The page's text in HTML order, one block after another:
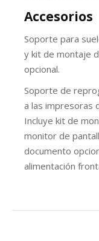
Accesorios
Soporte para
y kit de montaje
opcional.
Soporte de
a las impresoras
Incluye kit de
monitor de
documento
alimentación